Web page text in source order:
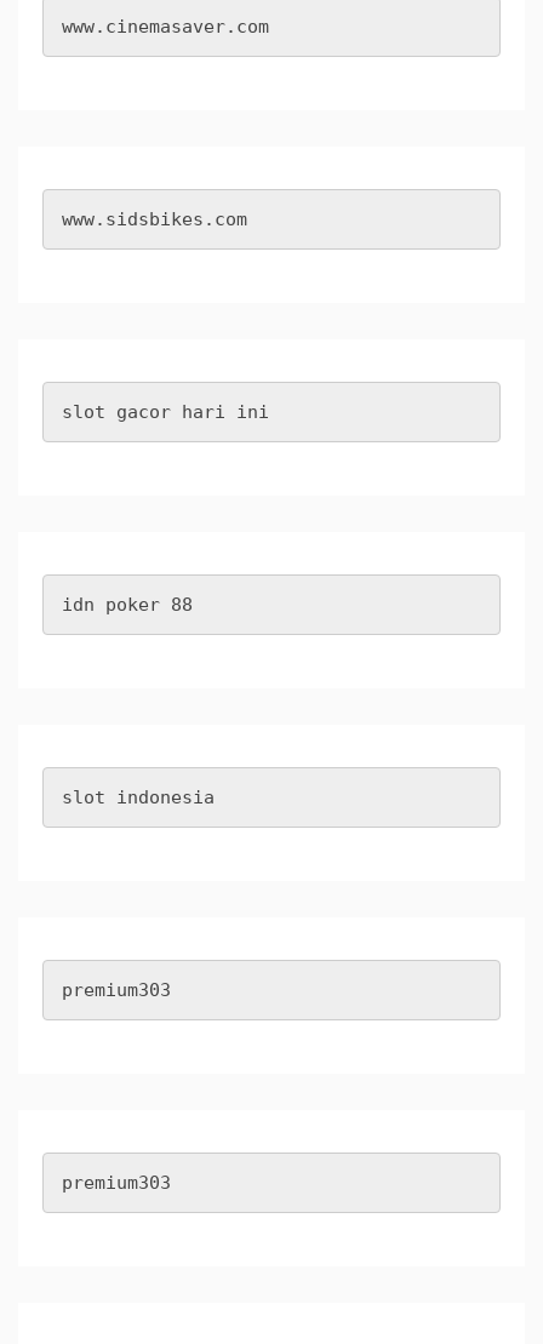
www.cinemasaver.com
www.sidsbikes.com
slot gacor hari ini
idn poker 88
slot indonesia
premium303
premium303